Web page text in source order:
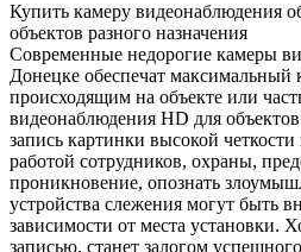
Купить камеру видеонаблюдения
объектов разного назначения
Современные недорогие камеры
Донецке обеспечат максимальный
происходящим на объекте или
видеонаблюдения HD для
запись картинки высокой
работой сотрудников, охраны,
проникновение, опознать
устройства слежения могут быть
зависимости от места установки.
записью, станет залогом